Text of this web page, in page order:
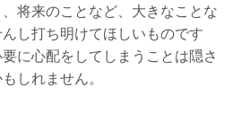
将来のことなど、大きなことな
し打ち明けてほしいものです
に心配をしてしまうことは隠さ
しれません。